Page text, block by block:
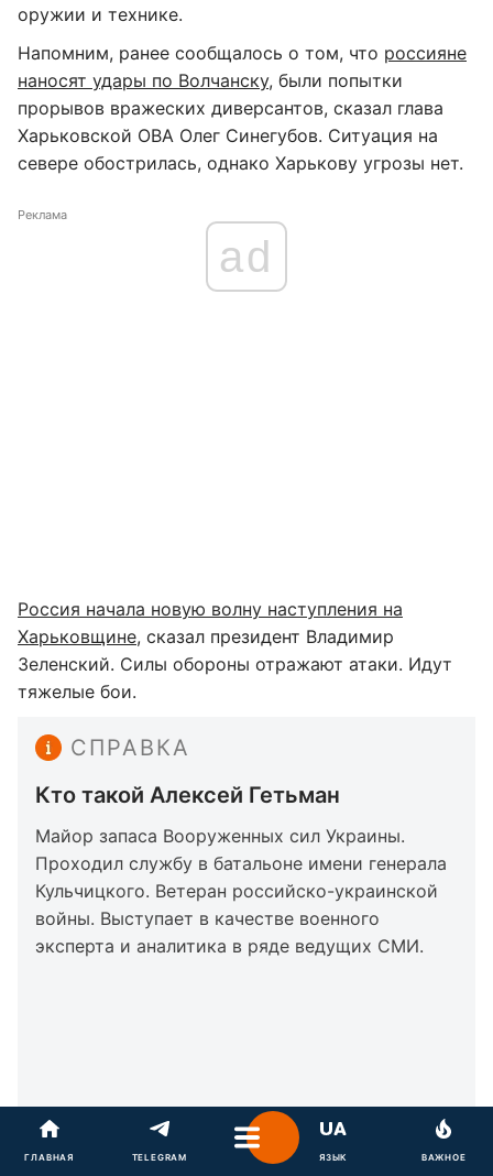
оружии и технике.
Напомним, ранее сообщалось о том, что россияне
наносят удары по Волчанску, были попытки
прорывов вражеских диверсантов, сказал глава
Харьковской ОВА Олег Синегубов. Ситуация на
севере обострилась, однако Харькову угрозы нет.
Реклама
ad
Россия начала новую волну наступления на
Харьковщине, сказал президент Владимир
Зеленский. Силы обороны отражают атаки. Идут
тяжелые бои.
СПРАВКА
Кто такой Алексей Гетьман
Майор запаса Вооруженных сил Украины.
Проходил службу в батальоне имени генерала
Кульчицкого. Ветеран российско-украинской
войны. Выступает в качестве военного
эксперта и аналитика в ряде ведущих СМИ.
ГЛАВНАЯ TELEGRAM ЯЗЫК ВАЖНОЕ